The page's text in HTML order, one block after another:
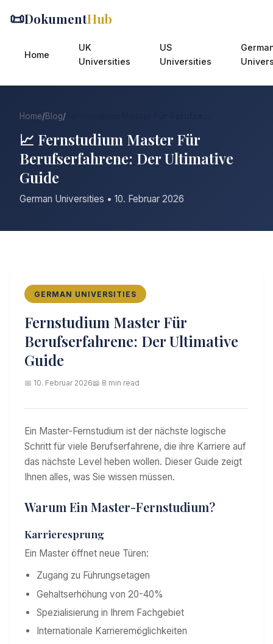
📜DokumentHub
Home
UK
Universities
US
Universities
Home/Blog/
📈 Fernstudium Master Für
Berufserfahrene: Der Ultimative
Guide
German Universities • 10. Februar 2026
GERMAN UNIVERSITIES
Fernstudium Master Für
Berufserfahrene: Der Ultimative
Guide
📅 10. Februar 2026📖 8 min read
Ein Master-Fernstudium ist der nächste logische
Schritt für viele Berufserfahrene, die ihre Karriere auf
das nächste Level heben wollen. Dieser Guide zeigt
Ihnen alles, was Sie wissen müssen.
Warum Ein Master-Fernstudium?
Karrieresprung
Ein Master öffnet neue Türen:
Zugang zu Führungsetagen
Gehaltserhöhung von 20-40%
Spezialisierung in Ihrem Fachgebiet
Internationale Karrieremöglichkeiten